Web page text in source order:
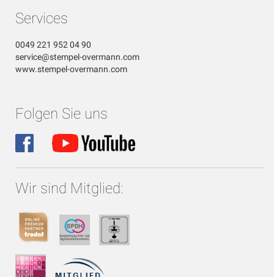
Services
0049 221 952 04 90
service@stempel-overmann.com
www.stempel-overmann.com
Folgen Sie uns
Wir sind Mitglied: